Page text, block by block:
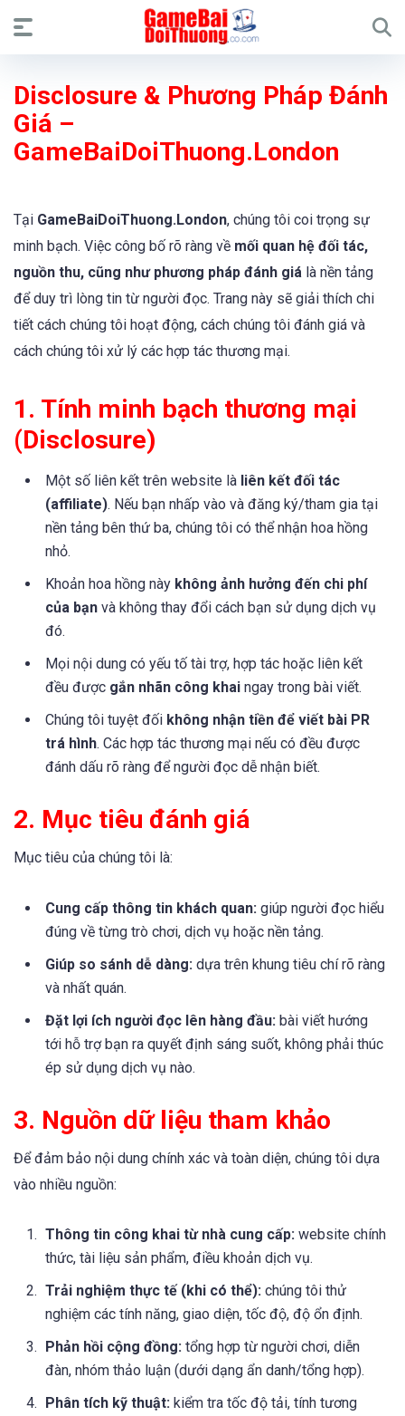
Disclosure & Phương Pháp Đánh
Giá –
GameBaiDoiThuong.London
Tại GameBaiDoiThuong.London, chúng tôi coi trọng sự
minh bạch. Việc công bố rõ ràng về mối quan hệ đối tác,
nguồn thu, cũng như phương pháp đánh giá là nền tảng
để duy trì lòng tin từ người đọc. Trang này sẽ giải thích chi
tiết cách chúng tôi hoạt động, cách chúng tôi đánh giá và
cách chúng tôi xử lý các hợp tác thương mại.
1. Tính minh bạch thương mại
(Disclosure)
Một số liên kết trên website là liên kết đối tác
(affiliate). Nếu bạn nhấp vào và đăng ký/tham gia tại
nền tảng bên thứ ba, chúng tôi có thể nhận hoa hồng
nhỏ.
Khoản hoa hồng này không ảnh hưởng đến chi phí
của bạn và không thay đổi cách bạn sử dụng dịch vụ
đó.
Mọi nội dung có yếu tố tài trợ, hợp tác hoặc liên kết
đều được gắn nhãn công khai ngay trong bài viết.
Chúng tôi tuyệt đối không nhận tiền để viết bài PR
trá hình. Các hợp tác thương mại nếu có đều được
đánh dấu rõ ràng để người đọc dễ nhận biết.
2. Mục tiêu đánh giá
Mục tiêu của chúng tôi là:
Cung cấp thông tin khách quan: giúp người đọc hiểu
đúng về từng trò chơi, dịch vụ hoặc nền tảng.
Giúp so sánh dễ dàng: dựa trên khung tiêu chí rõ ràng
và nhất quán.
Đặt lợi ích người đọc lên hàng đầu: bài viết hướng
tới hỗ trợ bạn ra quyết định sáng suốt, không phải thúc
ép sử dụng dịch vụ nào.
3. Nguồn dữ liệu tham khảo
Để đảm bảo nội dung chính xác và toàn diện, chúng tôi dựa
vào nhiều nguồn:
Thông tin công khai từ nhà cung cấp: website chính
thức, tài liệu sản phẩm, điều khoản dịch vụ.
Trải nghiệm thực tế (khi có thể): chúng tôi thử
nghiệm các tính năng, giao diện, tốc độ, độ ổn định.
Phản hồi cộng đồng: tổng hợp từ người chơi, diễn
đàn, nhóm thảo luận (dưới dạng ẩn danh/tổng hợp).
Phân tích kỹ thuật: kiểm tra tốc độ tải, tính tương